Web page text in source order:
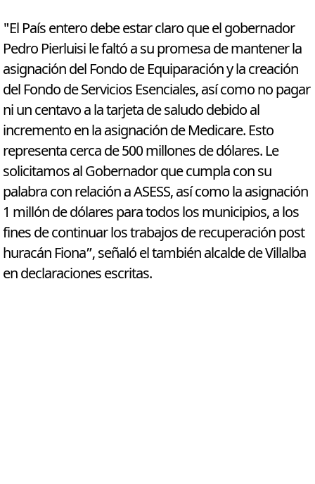
"El País entero debe estar claro que el gobernador
Pedro Pierluisi le faltó a su promesa de mantener la
asignación del Fondo de Equiparación y la creación
del Fondo de Servicios Esenciales, así como no pagar
ni un centavo a la tarjeta de saludo debido al
incremento en la asignación de Medicare. Esto
representa cerca de 500 millones de dólares. Le
solicitamos al Gobernador que cumpla con su
palabra con relación a ASESS, así como la asignación
1 millón de dólares para todos los municipios, a los
fines de continuar los trabajos de recuperación post
huracán Fiona”, señaló el también alcalde de Villalba
en declaraciones escritas.